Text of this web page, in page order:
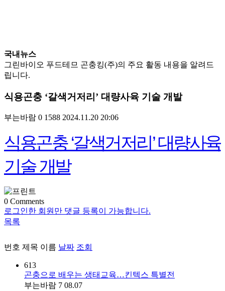
국내뉴스
그린바이오 푸드테므 곤충킹(주)의 주요 활동 내용을 알려드
립니다.
식용곤충 ‘갈색거저리’ 대량사육 기술 개발
부는바람 0 1588 2024.11.20 20:06
식용곤충 ‘갈색거저리’ 대량사육
기술 개발
0 Comments
로그인한 회원만 댓글 등록이 가능합니다.
목록
번호 제목 이름 날짜 조회
613
곤충으로 배우는 생태교육…킨텍스 특별전
부는바람 7 08.07